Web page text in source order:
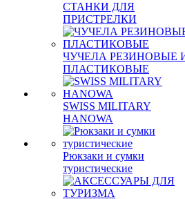
СТАНКИ ДЛЯ
ПРИСТРЕЛКИ
ЧУЧЕЛА РЕЗИНОВЫЕ
ПЛАСТИКОВЫЕ
SWISS MILITARY
HANOWA
Рюкзаки и сумки
туристические